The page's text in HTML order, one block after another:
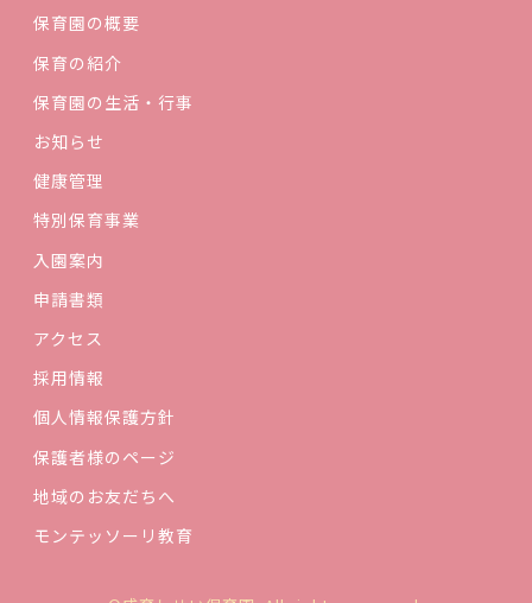
保育園の概要
保育の紹介
保育園の生活・行事
お知らせ
健康管理
特別保育事業
入園案内
申請書類
アクセス
採用情報
個人情報保護方針
保護者様のページ
地域のお友だちへ
モンテッソーリ教育